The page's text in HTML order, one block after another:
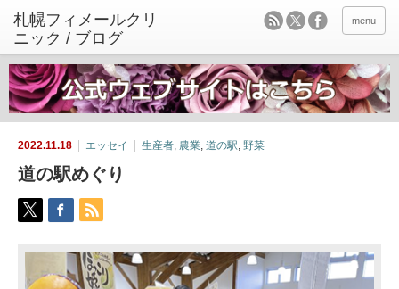
menu
2022.11.18 エッセイ 生産者, 農業, 道の駅, 野菜
道の駅めぐり